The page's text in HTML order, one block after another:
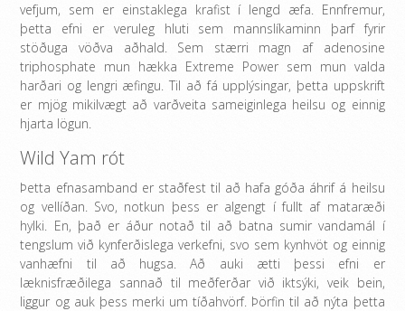
vefjum, sem er einstaklega krafist í lengd æfa. Ennfremur,
þetta efni er veruleg hluti sem mannslíkaminn þarf fyrir
stöðuga vöðva aðhald. Sem stærri magn af adenosine
triphosphate mun hækka Extreme Power sem mun valda
harðari og lengri æfingu. Til að fá upplýsingar, þetta uppskrift
er mjög mikilvægt að varðveita sameiginlega heilsu og einnig
hjarta lögun.
Wild Yam rót
Þetta efnasamband er staðfest til að hafa góða áhrif á heilsu
og vellíðan. Svo, notkun þess er algengt í fullt af mataræði
hylki. En, það er áður notað til að batna sumir vandamál í
tengslum við kynferðislega verkefni, svo sem kynhvöt og einnig
vanhæfni til að hugsa. Að auki ætti þessi efni er
læknisfræðilega sannað til meðferðar við iktsýki, veik bein,
liggur og auk þess merki um tíðahvörf. Þörfin til að nýta þetta